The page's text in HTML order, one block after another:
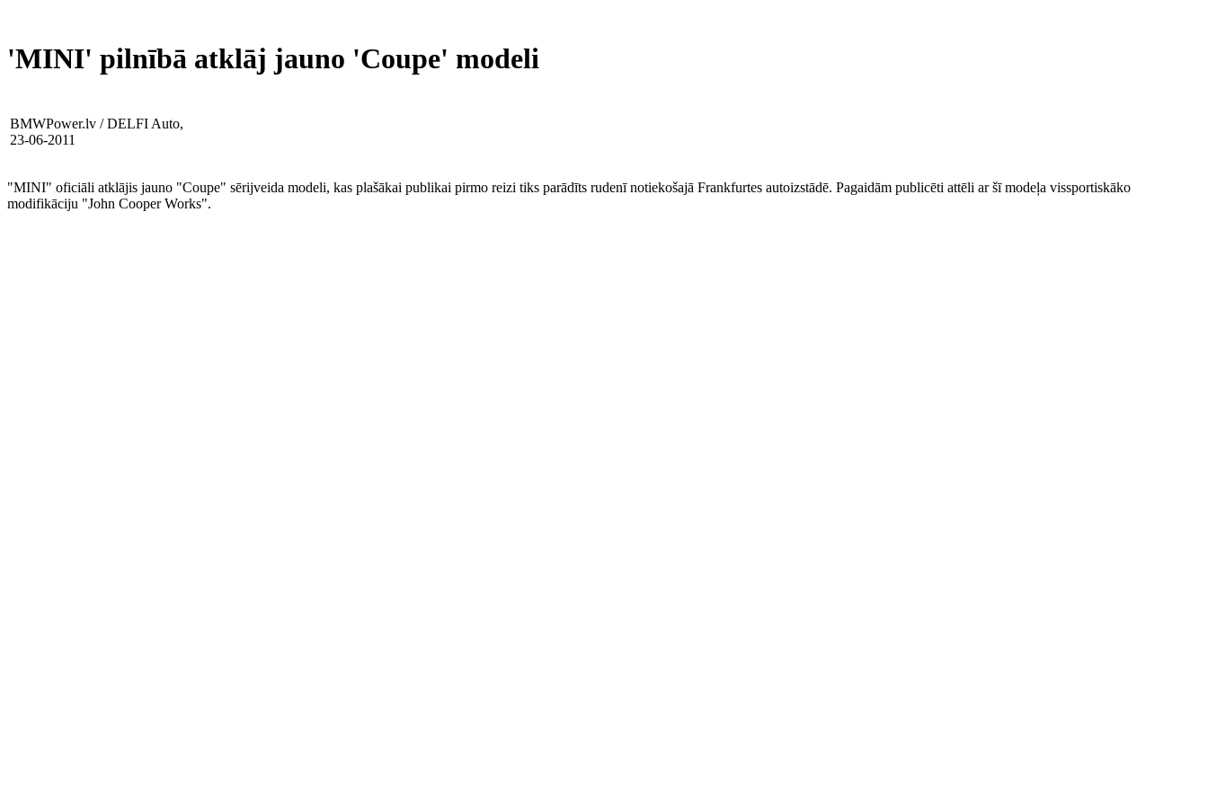
'MINI' pilnībā atklāj jauno 'Coupe' modeli
BMWPower.lv / DELFI Auto,
23-06-2011
"MINI" oficiāli atklājis jauno "Coupe" sērijveida modeli, kas plašākai publikai pirmo reizi tiks parādīts rudenī notiekošajā Frankfurtes autoizstādē. Pagaidām publicēti attēli ar šī modeļa vissportiskāko
modifikāciju "John Cooper Works".